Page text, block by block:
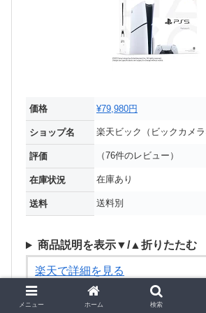
価格 ¥79,980円
ショップ名 楽天ビック（ビックカメラ
評価 （76件のレビュー）
在庫状況 在庫あり
送料 送料別
商品説明を表示▼/▲折りたたむ
楽天で詳細を見る
メニュー ホーム 検索